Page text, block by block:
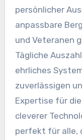
persönlicher
anpassbare
und Veteranen
Tägliche
ehrliches
zuverlässigen
Expertise für
cleverer
perfekt für alle,